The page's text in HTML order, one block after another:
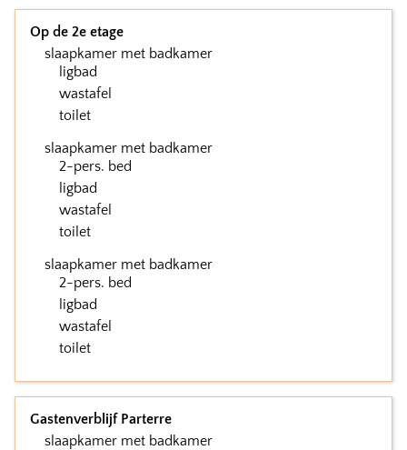
Op de 2e etage
slaapkamer met badkamer
ligbad
wastafel
toilet
slaapkamer met badkamer
2-pers. bed
ligbad
wastafel
toilet
slaapkamer met badkamer
2-pers. bed
ligbad
wastafel
toilet
Gastenverblijf Parterre
slaapkamer met badkamer